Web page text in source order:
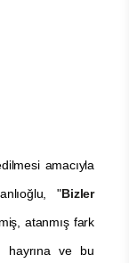
amacıyla
"Bizler
atanmış fark
hayrına ve bu